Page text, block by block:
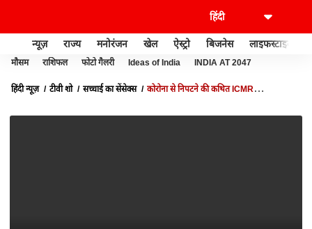
न्यूज़ राज्य मनोरंजन खेल ऐस्ट्रो बिजनेस लाइफस्टाइल
मौसम राशिफल फोटो गैलरी Ideas of India INDIA AT 2047
हिंदी न्यूज़ टीवी शो सच्चाई का सेंसेक्स
कोरोना से निपटने की कथित ICMR